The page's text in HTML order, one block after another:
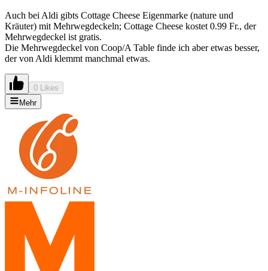
Auch bei Aldi gibts Cottage Cheese Eigenmarke (nature und
Kräuter) mit Mehrwegdeckeln; Cottage Cheese kostet 0.99 Fr., der
Mehrwegdeckel ist gratis.
Die Mehrwegdeckel von Coop/A Table finde ich aber etwas besser,
der von Aldi klemmt manchmal etwas.
0 Likes
Mehr